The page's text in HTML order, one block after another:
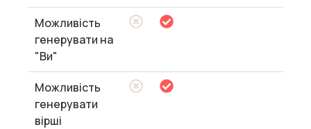
Можливість
генерувати на
"Ви"
Можливість
генерувати
вірші